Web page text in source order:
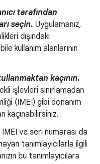
tarafından
seçin. Uygulamanız,
dışındaki
kullanım alanlarının
kaçının.
işlevleri sınırlamadan
(IMEI) gibi donanım
kaçınabilirsiniz.
ve seri numarası da
tanımlayıcılarla ilgili
bu tanımlayıcılara